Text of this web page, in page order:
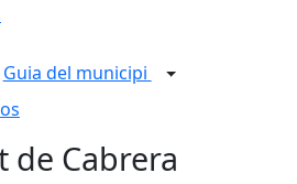
Guia del municipi
de Cabrera